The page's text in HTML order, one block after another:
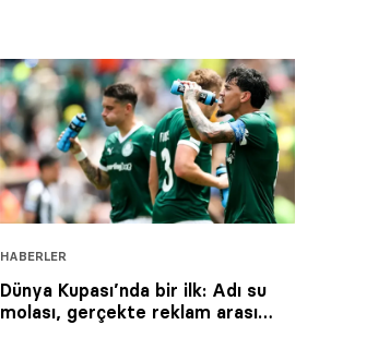
HABERLER
Dünya Kupası’nda bir ilk: Adı su
molası, gerçekte reklam arası…